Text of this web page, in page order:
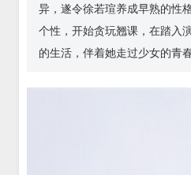
异，遂令徐若瑄养成早熟的性
个性，开始贪玩翘课，在踏入
的生活，伴着她走过少女的青